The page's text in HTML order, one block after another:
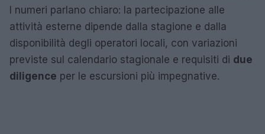
I numeri parlano chiaro: la partecipazione alle
attività esterne dipende dalla stagione e dalla
disponibilità degli operatori locali, con variazioni
previste sul calendario stagionale e requisiti di due
diligence per le escursioni più impegnative.